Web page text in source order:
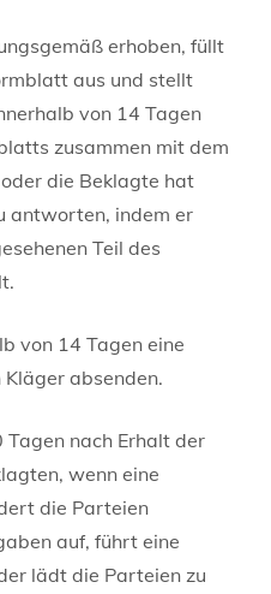
erhoben, füllt
aus und stellt
von 14 Tagen
zusammen mit dem
die Beklagte hat
antworten, indem er
Teil des
von 14 Tagen eine
absenden.
nach Erhalt der
wenn eine
die Parteien
auf, führt eine
lädt die Parteien zu